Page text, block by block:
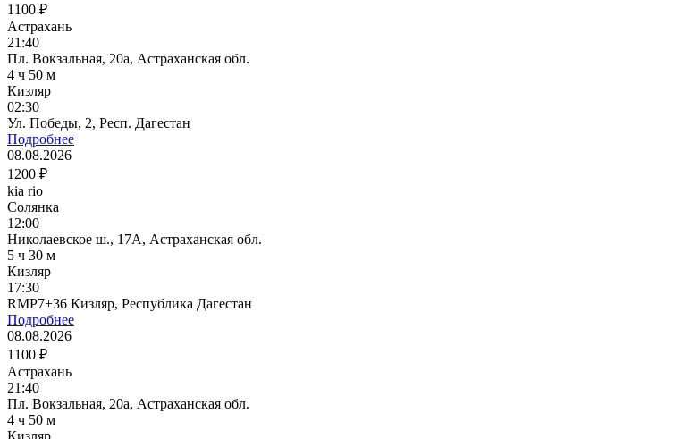
1100 ₽
Астрахань
21:40
Пл. Вокзальная, 20а, Астраханская обл.
4 ч 50 м
Кизляр
02:30
Ул. Победы, 2, Респ. Дагестан
Подробнее
08.08.2026
1200 ₽
kia rio
Солянка
12:00
Николаевское ш., 17А, Астраханская обл.
5 ч 30 м
Кизляр
17:30
RMP7+36 Кизляр, Республика Дагестан
Подробнее
08.08.2026
1100 ₽
Астрахань
21:40
Пл. Вокзальная, 20а, Астраханская обл.
4 ч 50 м
Кизляр